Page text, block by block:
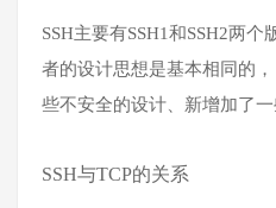
SSH主要有SSH1和SSH2两
者的设计思想是基本相同的，
些不安全的设计、新增加了一
SSH与TCP的关系